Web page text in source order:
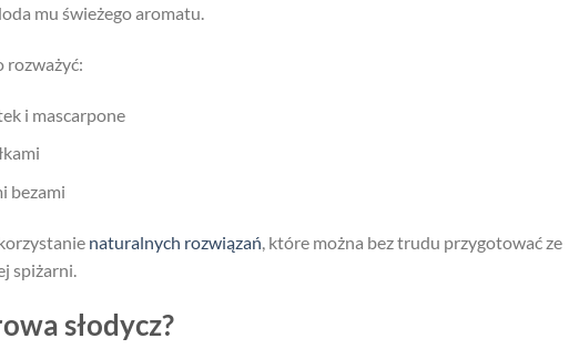
mu świeżego aromatu.
rozważyć:
i mascarpone
bezami
naturalnych rozwiązań , które można bez trudu przygotować ze
spiżarni.
słodycz?